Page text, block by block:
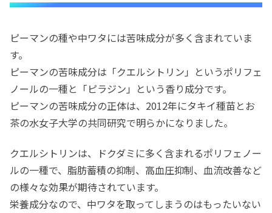
ピーマンの種や中ワタには苦味成分が多く含まれていま
す。
ピーマンの苦味成分は「クエルシトリン」というポリフェ
ノールの一種と「ピラジン」という香り成分です。
ピーマンの苦味成分の正体は、2012年にタキイ種苗とお
茶の水女子大学の共同研究で明らかになりました。
クエルシトリンは、ドクダミに多く含まれるポリフェノー
ルの一種で、脂肪蓄積の抑制、高血圧抑制、血流改善など
の様々な効果が期待されています。
栄養成分なので、中ワタを取ってしまうのはもったいない